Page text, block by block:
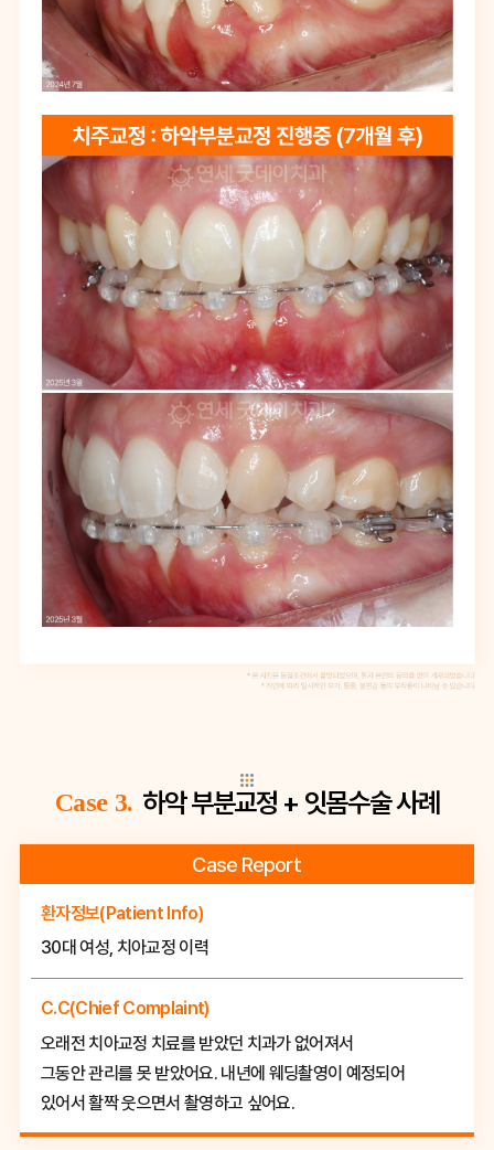
Case 3.하악 부분교정 + 잇몸수술 사례
Case Report
환자정보(Patient Info)
30대 여성, 치아교정 이력
C.C(Chief Complaint)
오래전 치아교정 치료를 받았던 치과가 없어져서
그동안 관리를 못 받았어요. 내년에 웨딩촬영이 예정되어
있어서 활짝 웃으면서 촬영하고 싶어요.